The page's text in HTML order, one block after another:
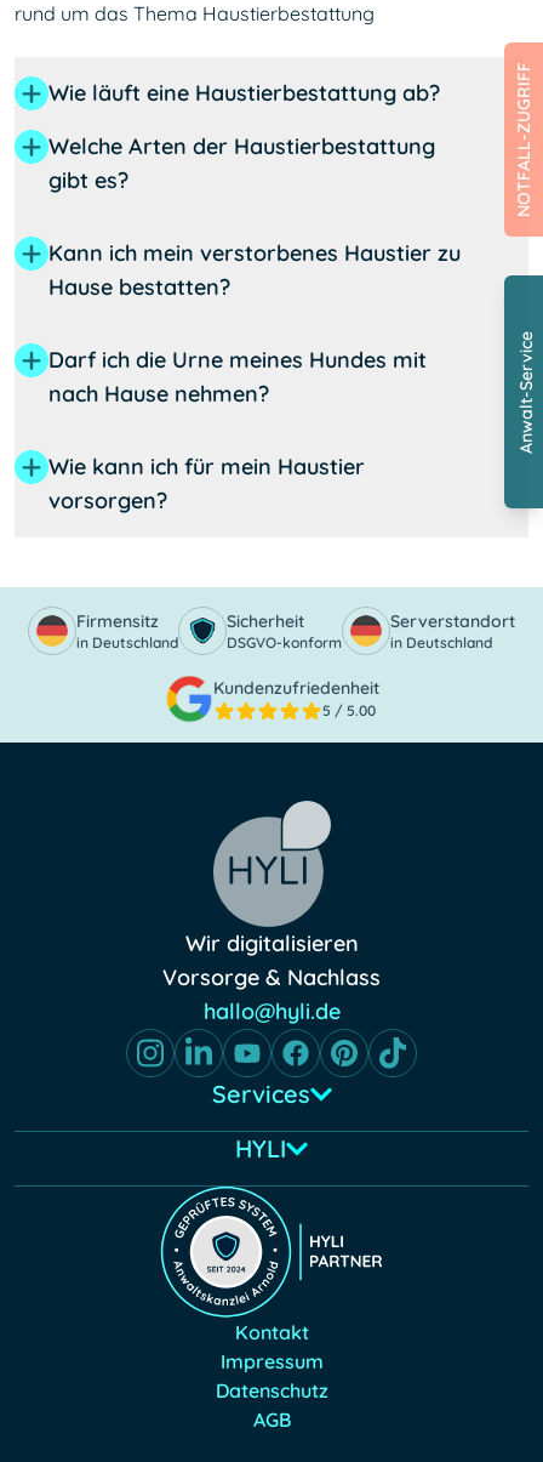
rund um das Thema Haustierbestattung
Wie läuft eine Haustierbestattung ab?
Welche Arten der Haustierbestattung
gibt es?
Kann ich mein verstorbenes Haustier zu
Hause bestatten?
Darf ich die Urne meines Hundes mit
nach Hause nehmen?
Wie kann ich für mein Haustier
vorsorgen?
NOTFALL-ZUGRIFF
Anwalt-Service
Firmensitz
in Deutschland
Sicherheit
DSGVO-konform
Serverstandort
in Deutschland
Kundenzufriedenheit
5 / 5.00
Wir digitalisieren
Vorsorge & Nachlass
hallo@hyli.de
Services
HYLI
Kontakt
Impressum
Datenschutz
AGB